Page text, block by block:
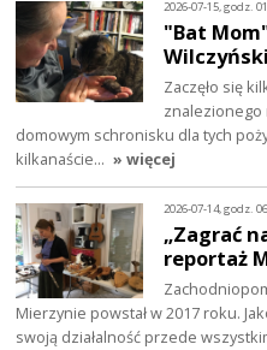
2026-07-15, godz.
"Bat
Zaczęło się
znalezionego
domowym schronisku dla tych
kilkanaście… » więcej
2026-07-14, godz.
„Zagrać
reportaż
Mierzynie powstał w 2017 roku.
swoją działalność przede